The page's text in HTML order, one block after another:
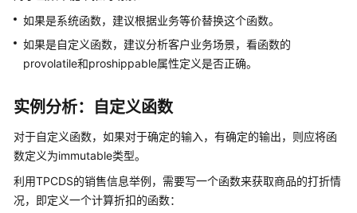
行
维
护
例
行
重
索
引
如果是系统函数，建议根据业务等价替换这个函数。
如果是自定义函数，建议分析客户业务场景，看函数的
provolatile和proshippable属性定义是否正确。
实例分析：自定义函数
对于自定义函数，如果对于确定的输入，有确定的输出，则应将函
数定义为immutable类型。
利用TPCDS的销售信息举例，需要写一个函数来获取商品的打折情
况，即定义一个计算折扣的函数：